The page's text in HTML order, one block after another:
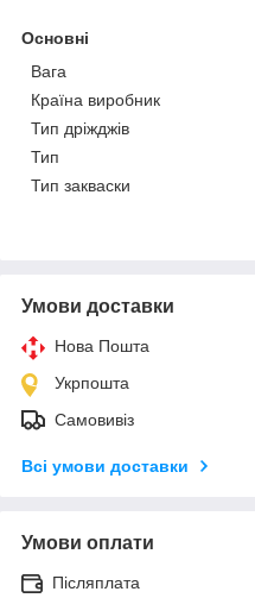
Основні
Вага
Країна виробник
Тип дріжджів
Тип
Тип закваски
Умови доставки
Нова Пошта
Укрпошта
Самовивіз
Всі умови доставки
Умови оплати
Післяплата